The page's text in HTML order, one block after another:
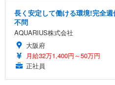
長く安定して働ける環境!完全
不問
AQUARIUS株式会社
大阪府
月給32万1,400円～50万円
正社員